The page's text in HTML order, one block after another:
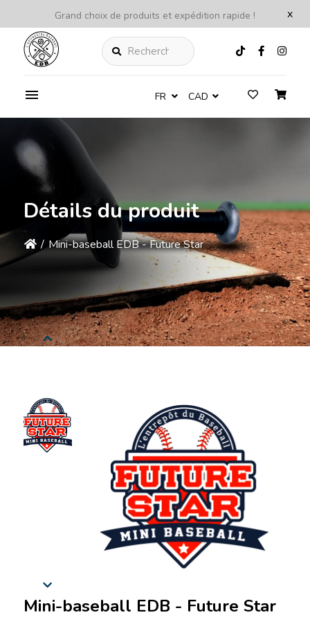
x
Grand choix de produits et expédition rapide !
Rechercher
FR CAD
Détails du produit
/ Mini-baseball EDB - Future Star
Mini-baseball EDB - Future Star